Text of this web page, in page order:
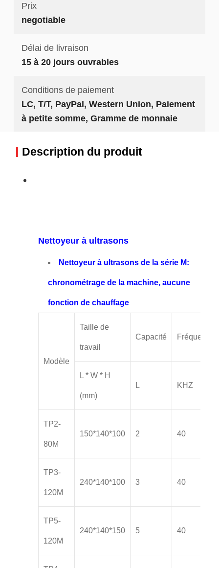
Prix
negotiable
Délai de livraison
15 à 20 jours ouvrables
Conditions de paiement
LC, T/T, PayPal, Western Union, Paiement
à petite somme, Gramme de monnaie
Description du produit
Nettoyeur à ultrasons
Nettoyeur à ultrasons de la série M:
chronométrage de la machine, aucune
fonction de chauffage
Modèle
Taille de
travail
Capacité Fréquence
L * W * H
(mm)
L KHZ
TP2-
80M
150*140*100 2 40
TP3-
120M
240*140*100 3 40
TP5-
120M
240*140*150 5 40